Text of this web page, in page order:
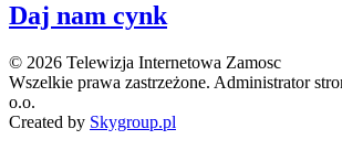
Daj nam cynk
© 2026 Telewizja Internetowa Zamosc
Wszelkie prawa zastrzeżone. Administrator
o.o.
Created by Skygroup.pl